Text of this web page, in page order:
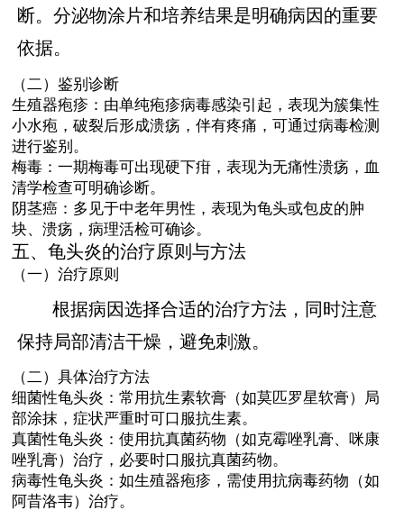
断。分泌物涂片和培养结果是明确病因的重要
依据。
（二）鉴别诊断
生殖器疱疹：由单纯疱疹病毒感染引起，表现为簇集性
小水疱，破裂后形成溃疡，伴有疼痛，可通过病毒检测
进行鉴别。
梅毒：一期梅毒可出现硬下疳，表现为无痛性溃疡，血
清学检查可明确诊断。
阴茎癌：多见于中老年男性，表现为龟头或包皮的肿
块、溃疡，病理活检可确诊。
五、龟头炎的治疗原则与方法
（一）治疗原则
根据病因选择合适的治疗方法，同时注意
保持局部清洁干燥，避免刺激。
（二）具体治疗方法
细菌性龟头炎：常用抗生素软膏（如莫匹罗星软膏）局
部涂抹，症状严重时可口服抗生素。
真菌性龟头炎：使用抗真菌药物（如克霉唑乳膏、咪康
唑乳膏）治疗，必要时口服抗真菌药物。
病毒性龟头炎：如生殖器疱疹，需使用抗病毒药物（如
阿昔洛韦）治疗。